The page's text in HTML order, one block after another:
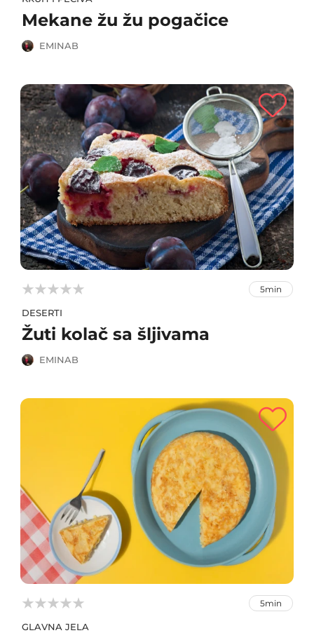
Mekane žu žu pogačice
EMINAB


 5min
DESERTI
Žuti kolač sa šljivama
EMINAB


 5min
GLAVNA JELA